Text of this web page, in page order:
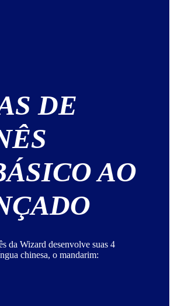
DE
AO
da Wizard desenvolve suas 4
chinesa, o mandarim: